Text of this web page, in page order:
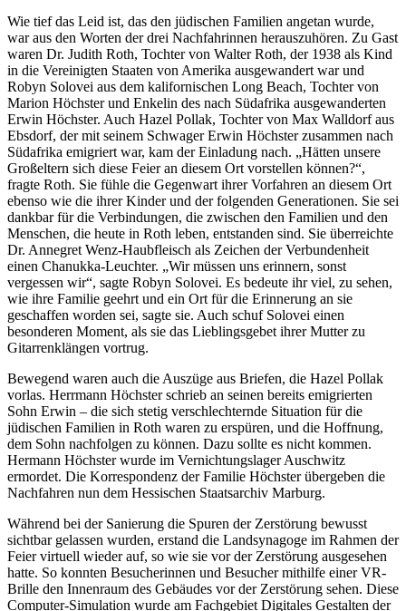
Wie tief das Leid ist, das den jüdischen Familien angetan wurde,
war aus den Worten der drei Nachfahrinnen herauszuhören. Zu Gast
waren Dr. Judith Roth, Tochter von Walter Roth, der 1938 als Kind
in die Vereinigten Staaten von Amerika ausgewandert war und
Robyn Solovei aus dem kalifornischen Long Beach, Tochter von
Marion Höchster und Enkelin des nach Südafrika ausgewanderten
Erwin Höchster. Auch Hazel Pollak, Tochter von Max Walldorf aus
Ebsdorf, der mit seinem Schwager Erwin Höchster zusammen nach
Südafrika emigriert war, kam der Einladung nach. „Hätten unsere
Großeltern sich diese Feier an diesem Ort vorstellen können?“,
fragte Roth. Sie fühle die Gegenwart ihrer Vorfahren an diesem Ort
ebenso wie die ihrer Kinder und der folgenden Generationen. Sie sei
dankbar für die Verbindungen, die zwischen den Familien und den
Menschen, die heute in Roth leben, entstanden sind. Sie überreichte
Dr. Annegret Wenz-Haubfleisch als Zeichen der Verbundenheit
einen Chanukka-Leuchter. „Wir müssen uns erinnern, sonst
vergessen wir“, sagte Robyn Solovei. Es bedeute ihr viel, zu sehen,
wie ihre Familie geehrt und ein Ort für die Erinnerung an sie
geschaffen worden sei, sagte sie. Auch schuf Solovei einen
besonderen Moment, als sie das Lieblingsgebet ihrer Mutter zu
Gitarrenklängen vortrug.
Bewegend waren auch die Auszüge aus Briefen, die Hazel Pollak
vorlas. Herrmann Höchster schrieb an seinen bereits emigrierten
Sohn Erwin – die sich stetig verschlechternde Situation für die
jüdischen Familien in Roth waren zu erspüren, und die Hoffnung,
dem Sohn nachfolgen zu können. Dazu sollte es nicht kommen.
Hermann Höchster wurde im Vernichtungslager Auschwitz
ermordet. Die Korrespondenz der Familie Höchster übergeben die
Nachfahren nun dem Hessischen Staatsarchiv Marburg.
Während bei der Sanierung die Spuren der Zerstörung bewusst
sichtbar gelassen wurden, erstand die Landsynagoge im Rahmen der
Feier virtuell wieder auf, so wie sie vor der Zerstörung ausgesehen
hatte. So konnten Besucherinnen und Besucher mithilfe einer VR-
Brille den Innenraum des Gebäudes vor der Zerstörung sehen. Diese
Computer-Simulation wurde am Fachgebiet Digitales Gestalten der